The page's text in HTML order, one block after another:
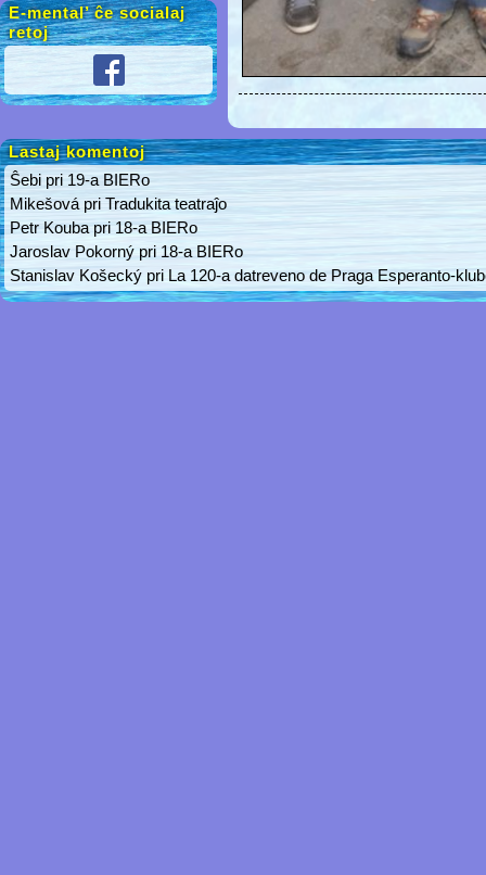
E-mental’ ĉe socialaj
retoj
Lastaj komentoj
Ŝebi pri 19-a BIERo
Mikešová pri Tradukita teatraĵo
Petr Kouba pri 18-a BIERo
Jaroslav Pokorný pri 18-a BIERo
Stanislav Košecký pri La 120-a datreveno de Praga Esperanto-